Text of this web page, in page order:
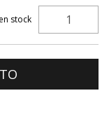
en stock